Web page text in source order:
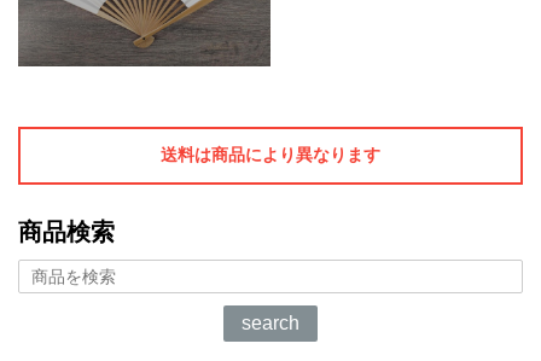
送料は商品により異なります
商品検索
search